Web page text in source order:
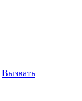
Вызвать